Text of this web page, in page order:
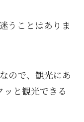
うことはありま
ので、観光にあ
と観光できる